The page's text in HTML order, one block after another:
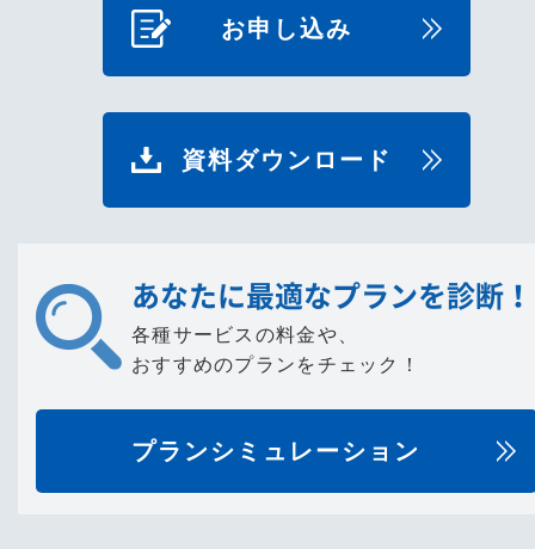
お申し込み
資料ダウンロード
あなたに最適なプランを診断！
各種サービスの料金や、
おすすめのプランをチェック！
プランシミュレーション